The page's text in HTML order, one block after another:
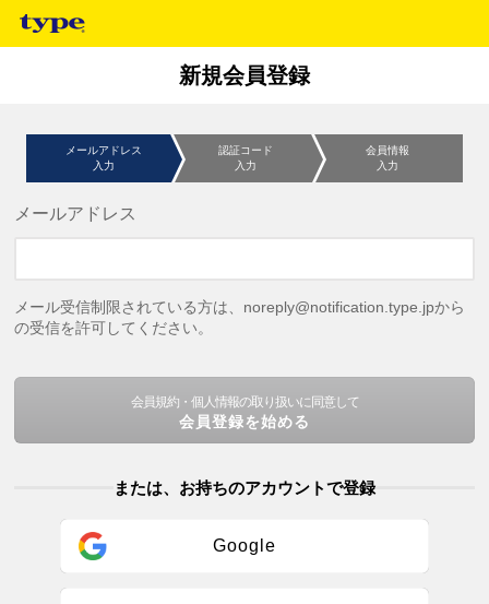
新規会員登録
メールアドレス
入力
認証コード
入力
会員情報
入力
メールアドレス
メール受信制限されている方は、noreply@notification.type.jpから
の受信を許可してください。
会員規約・個人情報の取り扱いに同意して
会員登録を始める
または、お持ちのアカウントで登録
Google